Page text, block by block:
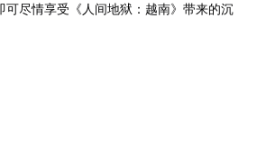
可尽情享受《人间地狱：越南》带来的沉